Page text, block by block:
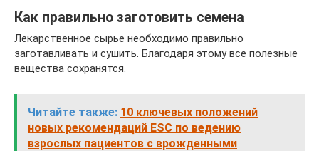
Как правильно заготовить семена
Лекарственное сырье необходимо правильно
заготавливать и сушить. Благодаря этому все полезные
вещества сохранятся.
Читайте также: 10 ключевых положений
новых рекомендаций ESC по ведению
взрослых пациентов с врожденными